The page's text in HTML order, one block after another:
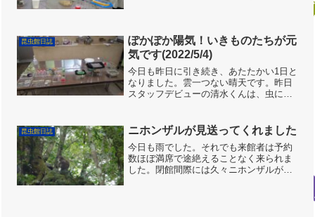
していてくれたので片付け...
昆虫館日誌
ぽかぽか陽気！いきものたちが元
気です(2022/5/4)
今日も昨日に引き続き、あたたかい1日と
なりました。雲一つない晴天です。昨日
スタッフデビューの清水くんは、虫に詳
た。今年から新たに作られた「ちょうち
ょひらひらハウス」には...
昆虫館日誌 ニホンザルが見送ってくれました
今日も雨でした。それでも来館者は予約
数ほぼ満席で途絶えることなく来られま
した。閉館間際には久々ニホンザルが昆